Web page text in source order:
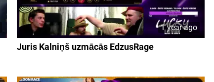
1 year ago
Juris Kalniņš uzmācās EdzusRage